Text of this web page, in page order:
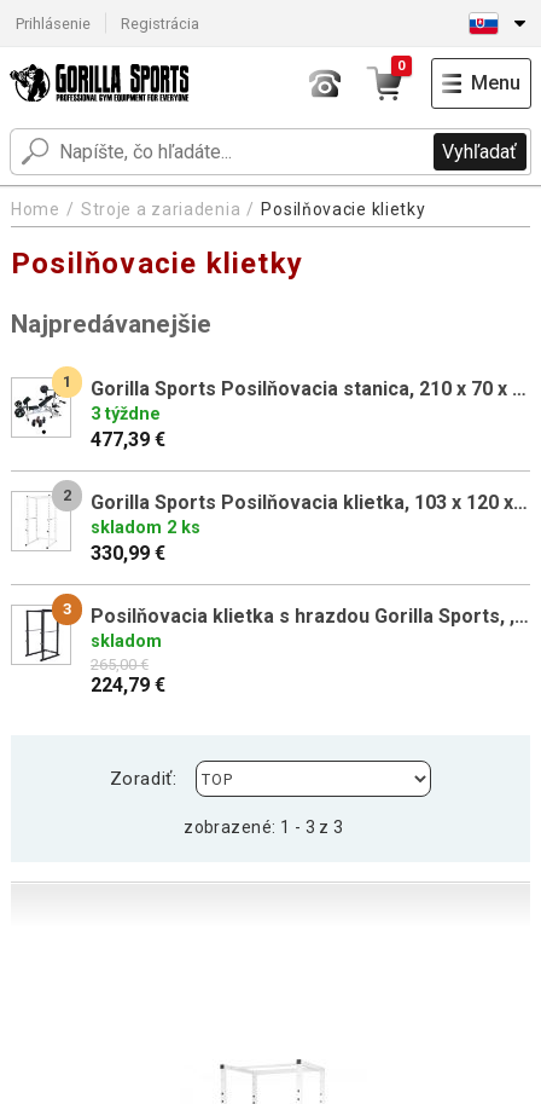
Prihlásenie Registrácia
Vyhľadať
0
Menu
Home Stroje a zariadenia Posilňovacie klietky
Posilňovacie klietky
Najpredávanejšie
1 Gorilla Sports Posilňovacia stanica, 210 x 70 x 122,5 cm
3 týždne
477,39 €
2 Gorilla Sports Posilňovacia klietka, 103 x 120 x 212 cm, biela
skladom 2 ks
330,99 €
3 Posilňovacia klietka s hrazdou Gorilla Sports, ,do 250 kg
skladom
265,00 €
224,79 €
Zoradiť:
zobrazené: 1 - 3 z 3